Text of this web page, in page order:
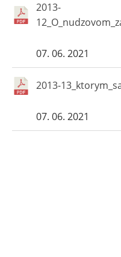
2013-
07. 06. 2021
2013-
07. 06. 2021